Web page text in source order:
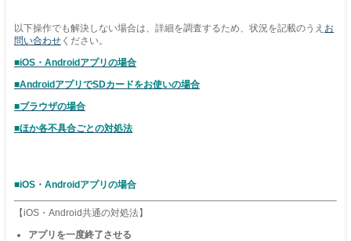
以下操作でも解決しない場合は、詳細を調査するため、状況を記載のうえ お
問い合わせ ください。
■iOS・Androidアプリの場合
■AndroidアプリでSDカードをお使いの場合
■ブラウザの場合
■ほか各不具合ごとの対処法
■iOS・Androidアプリの場合
【iOS・Android共通の対処法】
アプリを一度終了させる